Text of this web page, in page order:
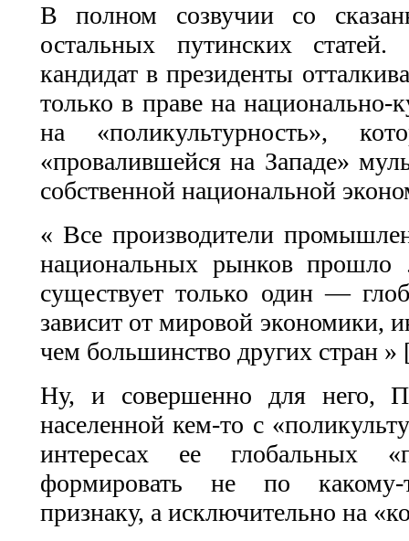
В полном созвучии со
остальных путинских
кандидат в президенты
только в праве на
на «поликультурность»,
«провалившейся на Западе»
собственной национальной
« Все производители
национальных рынков прошло
существует только один —
зависит от мировой экономики,
чем большинство других стран »
Ну, и совершенно для него,
населенной кем-то с
интересах ее глобальных
формировать не по какому-
признаку, а исключительно на